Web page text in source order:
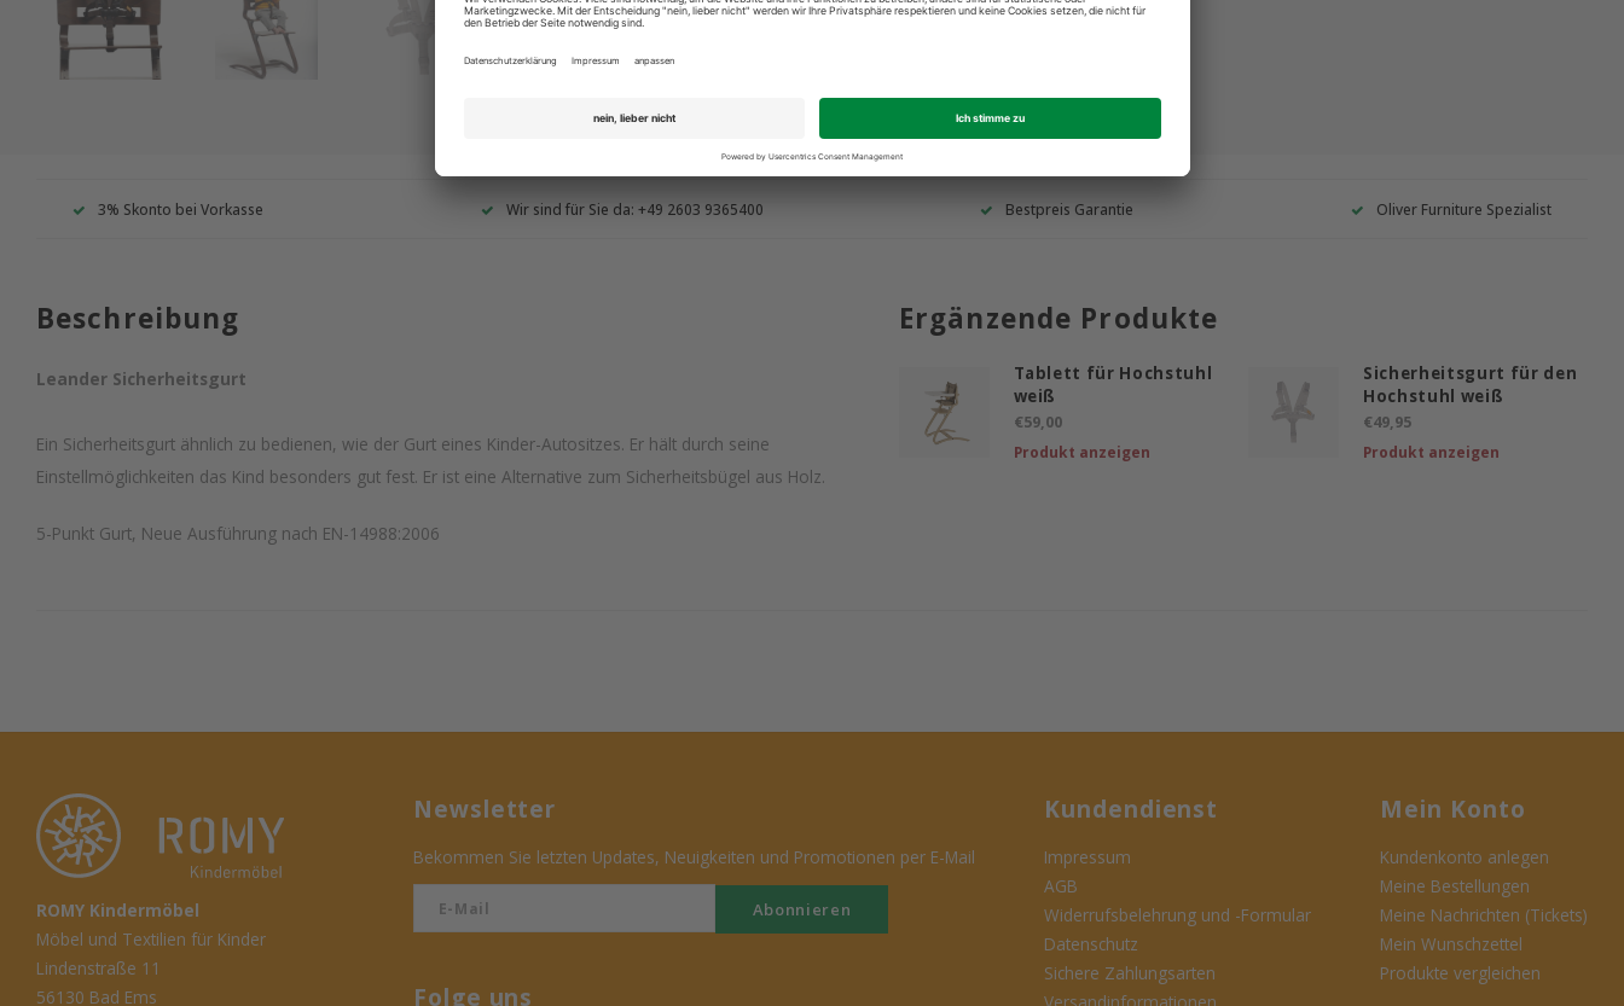
3% Skonto bei Vorkasse Wir sind für Sie da: +49 2603 9365400 Bestpreis Garantie Oliver Furniture Spezialist
Beschreibung
Leander Sicherheitsgurt
Ein Sicherheitsgurt ähnlich zu bedienen, wie der Gurt eines Kinder-Autositzes. Er hält durch seine
Einstellmöglichkeiten das Kind besonders gut fest. Er ist eine Alternative zum Sicherheitsbügel aus Holz.
5-Punkt Gurt, Neue Ausführung nach EN-14988:2006
Ergänzende Produkte
Tablett für Hochstuhl
weiß
€59,00
Produkt anzeigen
Sicherheitsgurt für den
Hochstuhl weiß
€49,95
Produkt anzeigen
ROMY Kindermöbel
Möbel und Textilien für Kinder
Lindenstraße 11
56130 Bad Ems
Newsletter
Bekommen Sie letzten Updates, Neuigkeiten und Promotionen per E-Mail
Abonnieren
Folge uns
Kundendienst
Impressum
AGB
Widerrufsbelehrung und -Formular
Datenschutz
Sichere Zahlungsarten
Mein Konto
Kundenkonto anlegen
Meine Bestellungen
Meine Nachrichten (Tickets)
Mein Wunschzettel
Produkte vergleichen